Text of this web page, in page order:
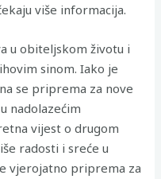
više informacija.
u obiteljskom životu i
sinom. Iako je
se priprema za nove
nadolazećim
vijest o drugom
radosti i sreće u
vjerojatno priprema za